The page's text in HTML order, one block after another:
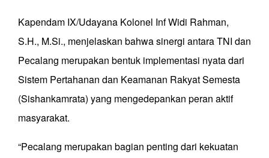
Kapendam IX/Udayana Kolonel Inf Widi Rahman,
S.H., M.Si., menjelaskan bahwa sinergi antara TNI dan
Pecalang merupakan bentuk implementasi nyata dari
Sistem Pertahanan dan Keamanan Rakyat Semesta
(Sishankamrata) yang mengedepankan peran aktif
masyarakat.
“Pecalang merupakan bagian penting dari kekuatan